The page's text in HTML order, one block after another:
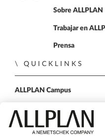
Home
Sobre ALLPLAN
Trabajar en
Prensa
QUICKLINKS
ALLPLAN Campus
BIMPLUS Login